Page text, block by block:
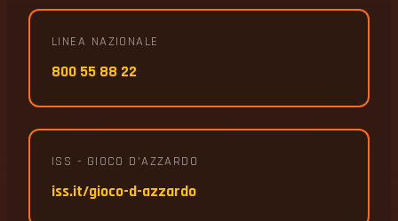
LINEA NAZIONALE
800 55 88 22
ISS - GIOCO D'AZZARDO
iss.it/gioco-d-azzardo